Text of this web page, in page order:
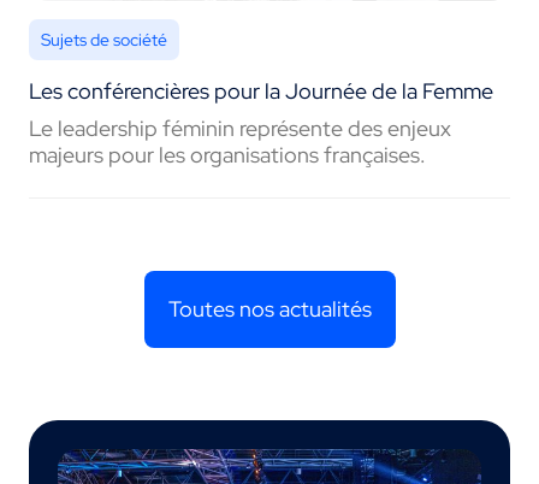
Sujets de société
Les conférencières pour la Journée de la Femme
Le leadership féminin représente des enjeux
majeurs pour les organisations françaises.
Toutes nos actualités